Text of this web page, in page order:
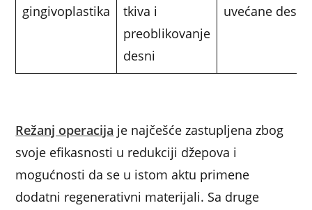
gingivoplastika
tkiva i
preoblikovanje
desni
uvećane desni
Režanj operacija je najčešće zastupljena zbog
svoje efikasnosti u redukciji džepova i
mogućnosti da se u istom aktu primene
dodatni regenerativni materijali. Sa druge